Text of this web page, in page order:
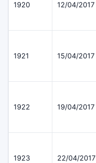
1920 12/04/2017
1921 15/04/2017
1922 19/04/2017
1923 22/04/2017